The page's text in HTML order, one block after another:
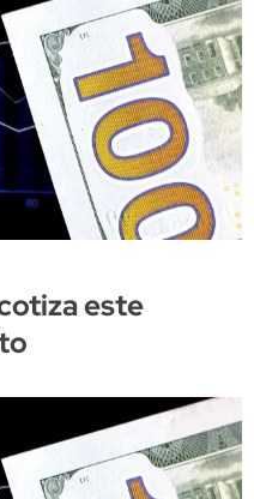
este